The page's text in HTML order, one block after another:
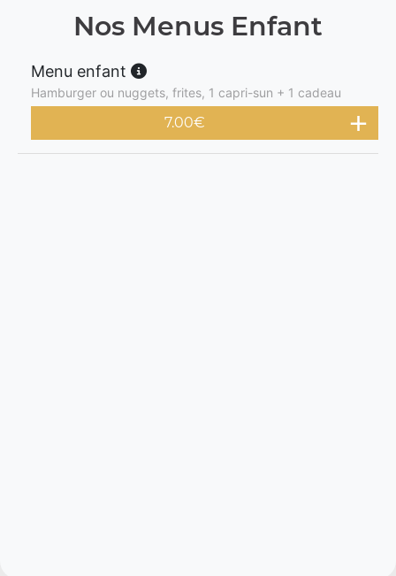
Nos Menus Enfant
Menu enfant
Hamburger ou nuggets, frites, 1 capri-sun + 1 cadeau
7.00€